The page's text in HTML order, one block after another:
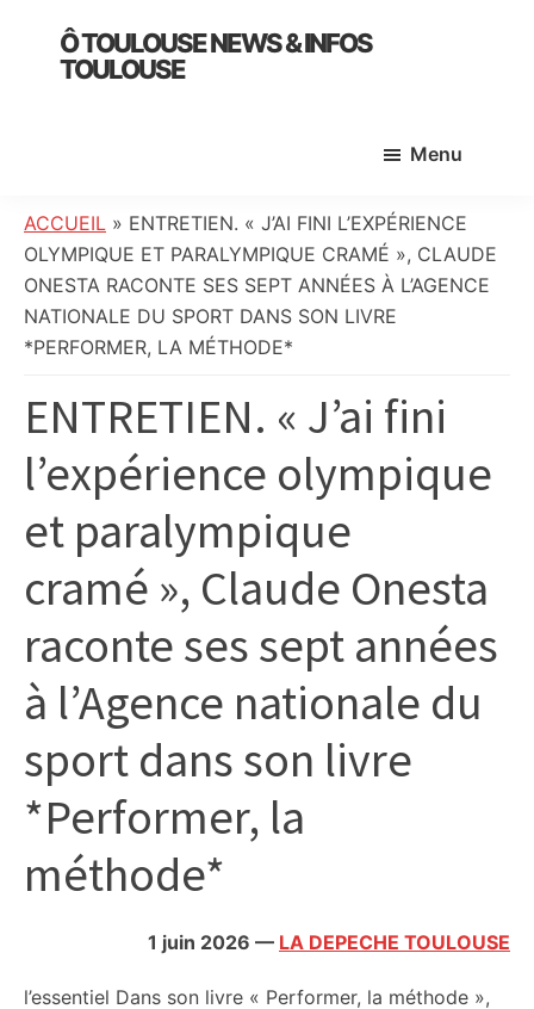
primary
Ô TOULOUSE NEWS & INFOS
TOULOUSE
:
info
locale,
société,
culture,
météo,
faits
divers
initiatives
citoyennes
Menu
ACCUEIL » ENTRETIEN. « J’AI FINI L’EXPÉRIENCE
OLYMPIQUE ET PARALYMPIQUE CRAMÉ », CLAUDE
ONESTA RACONTE SES SEPT ANNÉES À L’AGENCE
NATIONALE DU SPORT DANS SON LIVRE
*PERFORMER, LA MÉTHODE*
ENTRETIEN. « J’ai fini
l’expérience olympique
et paralympique
cramé », Claude Onesta
raconte ses sept années
à l’Agence nationale du
sport dans son livre
*Performer, la
méthode*
1 juin 2026 — LA DEPECHE TOULOUSE
l’essentiel Dans son livre « Performer, la méthode »,